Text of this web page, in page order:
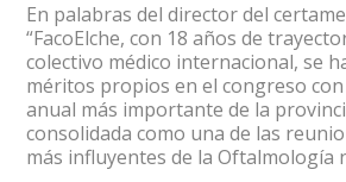
En palabras del director del
“FacoElche, con 18 años de
colectivo médico internacional, se
méritos propios en el congreso
anual más importante de la
consolidada como una de las
más influyentes de la Oftalmología